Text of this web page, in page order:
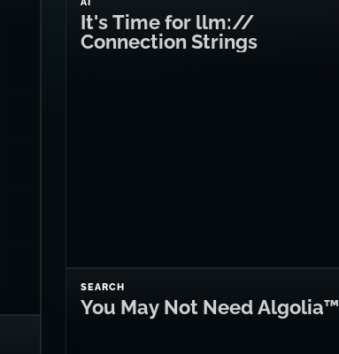
It's Time for llm://
Connection Strings
SEARCH
You May Not Need Algolia™